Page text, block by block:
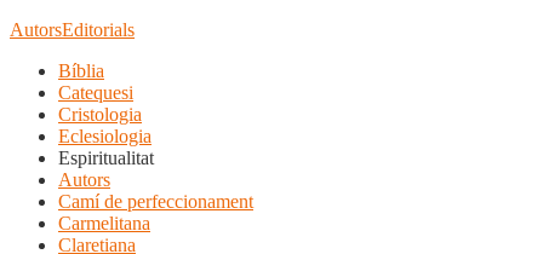
AutorsEditorials
Bíblia
Catequesi
Cristologia
Eclesiologia
Espiritualitat
Autors
Camí de perfeccionament
Carmelitana
Claretiana